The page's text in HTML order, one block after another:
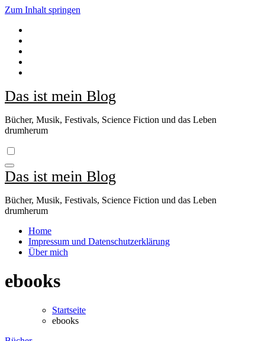
Zum Inhalt springen
Das ist mein Blog
Bücher, Musik, Festivals, Science Fiction und das Leben
drumherum
Das ist mein Blog
Bücher, Musik, Festivals, Science Fiction und das Leben
drumherum
Home
Impressum und Datenschutzerklärung
Über mich
ebooks
Startseite
ebooks